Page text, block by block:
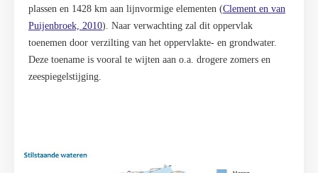
plassen en 1428 km aan lijnvormige elementen (Clement en van
Puijenbroek, 2010). Naar verwachting zal dit oppervlak
toenemen door verzilting van het oppervlakte- en grondwater.
Deze toename is vooral te wijten aan o.a. drogere zomers en
zeespiegelstijging.